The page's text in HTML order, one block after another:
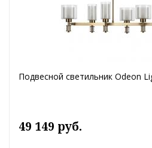
Подвесной светильник Odeon
49 149 руб.